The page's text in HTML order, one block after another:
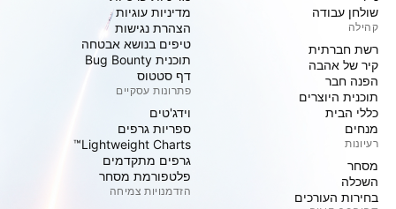
שולחן עבודה
קהילה
רשת חברתית
קיר של אהבה
הפנה חבר
תוכנית היוצרים
כללי הבית
מנחים
רעיונות
מסחר
השכלה
בחירות העורכים
מדיניות עוגיות
הצהרת נגישות
טיפים בנושא אבטחה
תוכנית Bug Bounty
דף סטטוס
פתרונות עסקיים
וידג'טים
ספריות גרפים
Lightweight Charts™
גרפים מתקדמים
פלטפורמת מסחר
הזדמנויות צמיחה